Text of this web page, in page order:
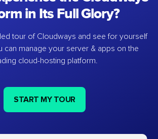
in Its Full Glory?
tour of Cloudways and see for yourself
can manage your server & apps on the
cloud-hosting platform.
START MY TOUR